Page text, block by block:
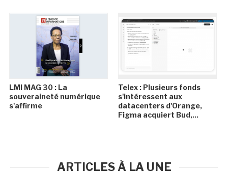
LMI MAG 30 : La
souveraineté numérique
s'affirme
Telex : Plusieurs fonds
s'intéressent aux
datacenters d'Orange,
Figma acquiert Bud,...
ARTICLES À LA UNE